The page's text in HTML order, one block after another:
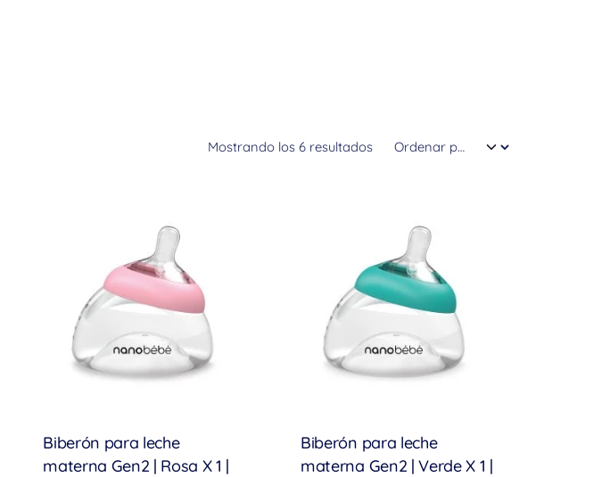
Mostrando los 6 resultados
Biberón para leche
materna Gen2 | Rosa X 1 |
Biberón para leche
materna Gen2 | Verde X 1 |